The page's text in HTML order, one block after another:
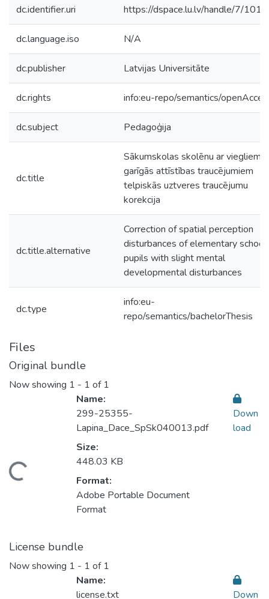
dc.identifier.uri https://dspace.lu.lv/handle/7/
dc.language.iso N/A
dc.publisher Latvijas Universitāte
dc.rights info:eu-repo/semantics/
dc.subject Pedagoģija
dc.title
Sākumskolas skolēnu ar viegliem
garīgās attīstības traucējumiem
telpiskās uztveres traucējumu
korekcija
dc.title.alternative
Correction of spatial perception
disturbances of elementary school
pupils with slight mental
developmental disturbances
dc.type
info:eu-
repo/semantics/bachelorThesis
Files
Original bundle
Now showing 1 - 1 of 1
Name:
299-25355-
Lapina_Dace_SpSk040013.pdf
Size:
448.03 KB
Format:
Adobe Portable Document
Format
Down
load
License bundle
Now showing 1 - 1 of 1
Name:
license.txt
Down